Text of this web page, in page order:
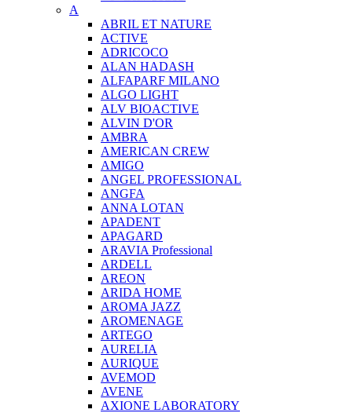
A
ABRIL ET NATURE
ACTIVE
ADRICOCO
ALAN HADASH
ALFAPARF MILANO
ALGO LIGHT
ALV BIOACTIVE
ALVIN D'OR
AMBRA
AMERICAN CREW
AMIGO
ANGEL PROFESSIONAL
ANGFA
ANNA LOTAN
APADENT
APAGARD
ARAVIA Professional
ARDELL
AREON
ARIDA HOME
AROMA JAZZ
AROMENAGE
ARTEGO
AURELIA
AURIQUE
AVEMOD
AVENE
AXIONE LABORATORY